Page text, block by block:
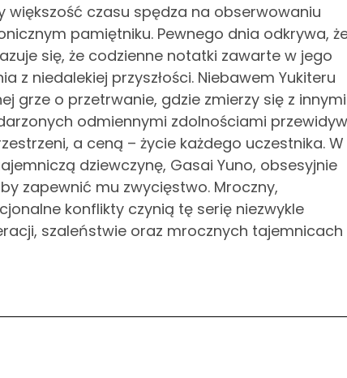
czasu spędza na obserwowaniu
pamiętniku. Pewnego dnia odkrywa,
się, że codzienne notatki zawarte w jego
niedalekiej przyszłości. Niebawem Yukiteru
grze o przetrwanie, gdzie zmierzy się z innymi
odmiennymi zdolnościami
a ceną – życie każdego uczestnika. W
dziewczynę, Gasai Yuno, obsesyjnie
zapewnić mu zwycięstwo. Mroczny,
konflikty czynią tę serię niezwykle
szaleństwie oraz mrocznych tajemnicach